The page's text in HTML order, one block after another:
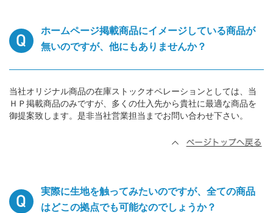
ホームページ掲載商品にイメージしている商品が
無いのですが、他にもありませんか？
当社オリジナル商品の在庫ストックオペレーションとしては、当
ＨＰ掲載商品のみですが、多くの仕入先から貴社に最適な商品を
御提案致します。是非当社営業担当までお問い合わせ下さい。
実際に生地を触ってみたいのですが、全ての商品
はどこの拠点でも可能なのでしょうか？